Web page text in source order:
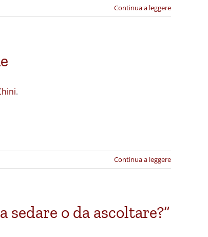
Continua a leggere
.
Continua a leggere
o da ascoltare?”